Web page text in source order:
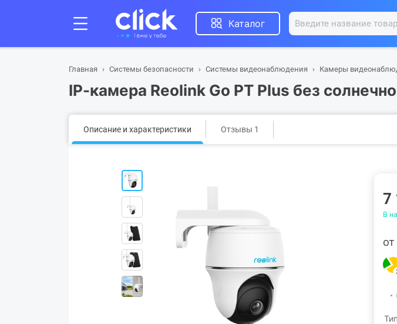
Каталог
Главная Системы безопасности Системы видеонаблюдения Камеры
IP-камера Reolink Go PT Plus без
Описание и характеристики Отзывы 1
7
В